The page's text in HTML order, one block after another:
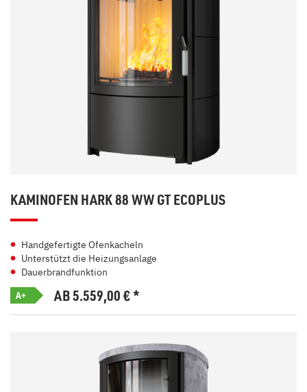
KAMINOFEN HARK 88 WW GT ECOPLUS
Handgefertigte Ofenkacheln
Unterstützt die Heizungsanlage
Dauerbrandfunktion
A+ AB 5.559,00€*